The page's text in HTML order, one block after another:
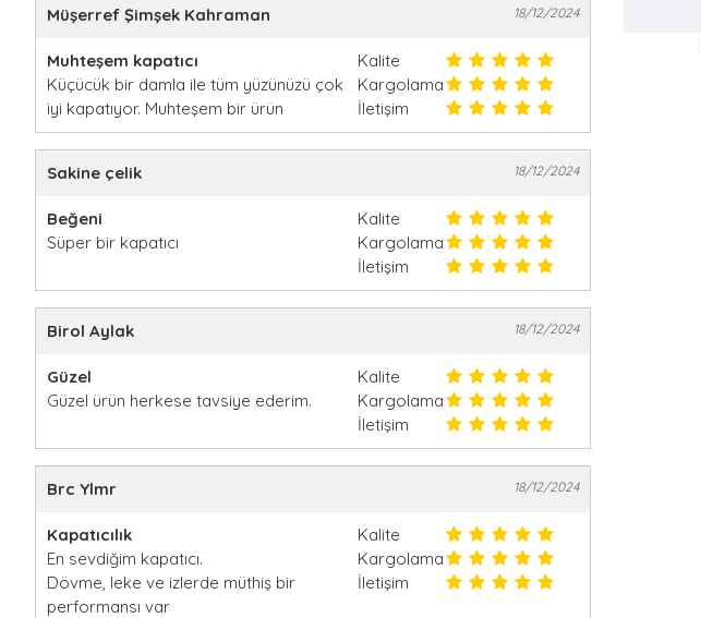
Müşerref Şimşek Kahraman 18/12/2024
Muhteşem kapatıcı
Küçücük bir damla ile tüm yüzünüzü çok
iyi kapatıyor. Muhteşem bir ürün
Kalite
Kargolama
İletişim
Sakine çelik 18/12/2024
Beğeni
Süper bir kapatıcı
Kalite
Kargolama
İletişim
Birol Aylak 18/12/2024
Güzel
Güzel ürün herkese tavsiye ederim.
Kalite
Kargolama
İletişim
Brc Ylmr 18/12/2024
Kapatıcılık
En sevdiğim kapatıcı.
Dövme, leke ve izlerde müthiş bir
performansı var
Kalite
Kargolama
İletişim